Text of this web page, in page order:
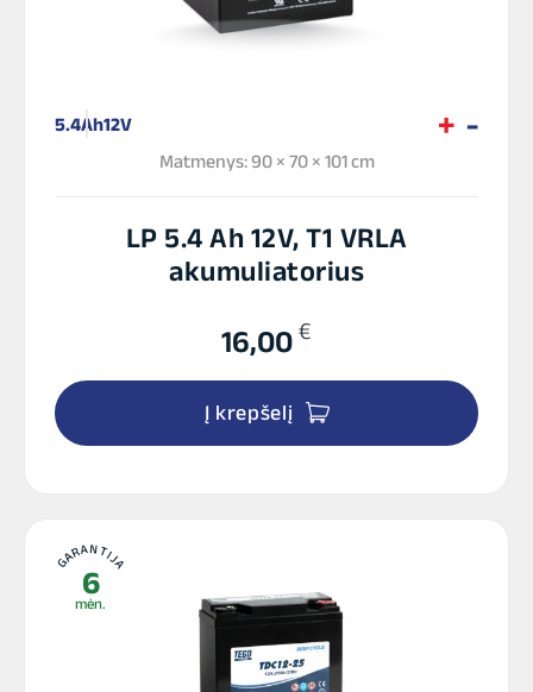
5.4Ah12V
Matmenys: 90 × 70 × 101 cm
LP 5.4 Ah 12V, T1 VRLA
akumuliatorius
16,00 €
Į krepšelį
GARANTIJA
6
mėn.